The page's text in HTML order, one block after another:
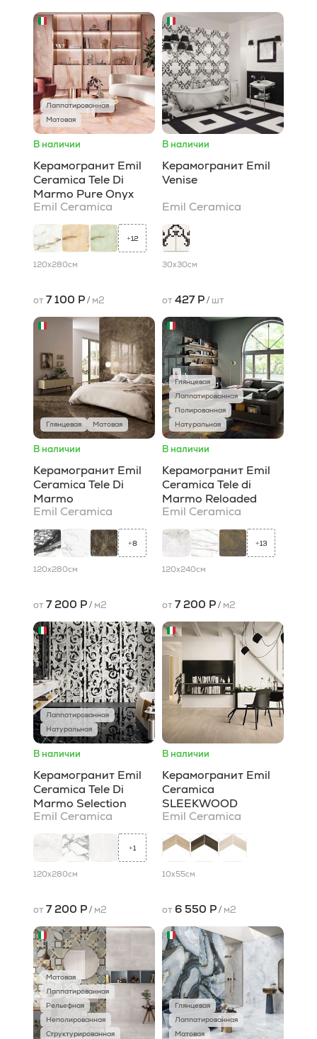
Лаппатированная
Матовая
В наличии
Керамогранит Emil
Ceramica Tele Di
Marmo Pure Onyx
Emil Ceramica
+12
120x280см
от 7 100 Р/ м2
В наличии
Керамогранит Emil
Venise
Emil Ceramica
30x30см
от 427 Р/ шт
Глянцевая Матовая
В наличии
Керамогранит Emil
Ceramica Tele Di
Marmo
Emil Ceramica
+8
120x280см
от 7 200 Р/ м2
Глянцевая
Лаппатированная
Полированная
Натуральная
В наличии
Керамогранит Emil
Ceramica Tele di
Marmo Reloaded
Emil Ceramica
+13
120x240см
от 7 200 Р/ м2
Лаппатированная
Натуральная
В наличии
Керамогранит Emil
Ceramica Tele Di
Marmo Selection
Emil Ceramica
+1
120x280см
от 7 200 Р/ м2
В наличии
Керамогранит Emil
Ceramica
SLEEKWOOD
Emil Ceramica
10x55см
от 6 550 Р/ м2
Матовая
Лаппатированная
Рельефная
Неполированная
Структурированная
Глянцевая
Лаппатированная
Матовая